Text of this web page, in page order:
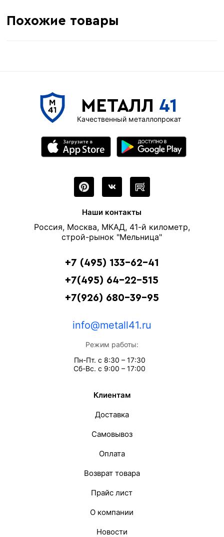
Похожие товары
МЕТАЛЛ 41
Качественный металлопрокат
Наши контакты
Россия, Москва, МКАД, 41-й километр,
строй-рынок "Мельница"
+7 (495) 133-62-41
+7(495) 64-22-515
+7(926) 680-39-95
info@metall41.ru
Режим работы:
Пн-Пт. с 8:30 – 17:30
Сб-Вс. с 9:00 – 17:00
Клиентам
Доставка
Самовывоз
Оплата
Возврат товара
Прайс лист
О компании
Новости